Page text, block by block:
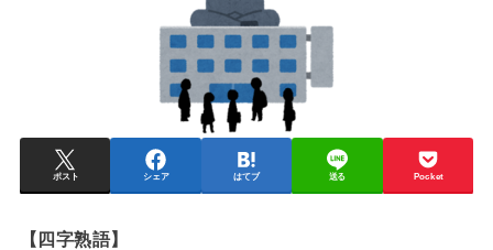
ポスト シェア はてブ 送る Pocket
【四字熟語】